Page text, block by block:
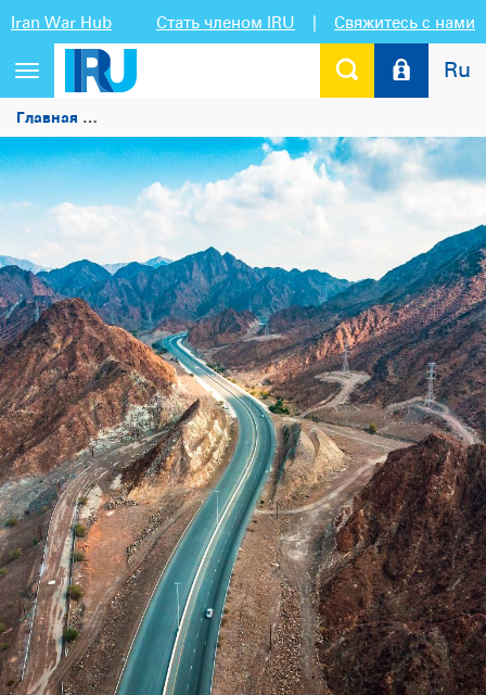
Iran War Hub Стать членом IRU | Свяжитесь с нами
Переключить
навигацию
Ru
Главная